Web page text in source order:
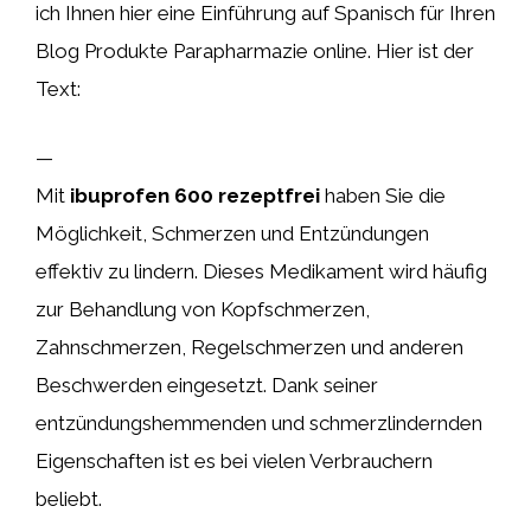
ich Ihnen hier eine Einführung auf Spanisch für Ihren
Blog Produkte Parapharmazie online. Hier ist der
Text:
—
Mit ibuprofen 600 rezeptfrei haben Sie die
Möglichkeit, Schmerzen und Entzündungen
effektiv zu lindern. Dieses Medikament wird häufig
zur Behandlung von Kopfschmerzen,
Zahnschmerzen, Regelschmerzen und anderen
Beschwerden eingesetzt. Dank seiner
entzündungshemmenden und schmerzlindernden
Eigenschaften ist es bei vielen Verbrauchern
beliebt.